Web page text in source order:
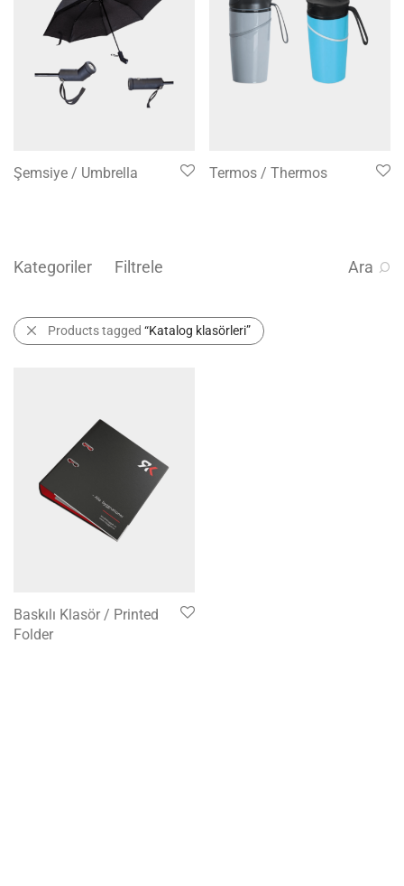
Şemsiye / Umbrella Termos / Thermos
Kategoriler Filtrele Ara
Products tagged “Katalog klasörleri”
Baskılı Klasör / Printed
Folder